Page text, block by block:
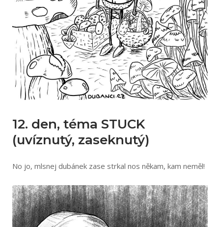
12. den, téma STUCK
(uvíznutý, zaseknutý)
No jo, mlsnej dubánek zase strkal nos někam, kam neměl!